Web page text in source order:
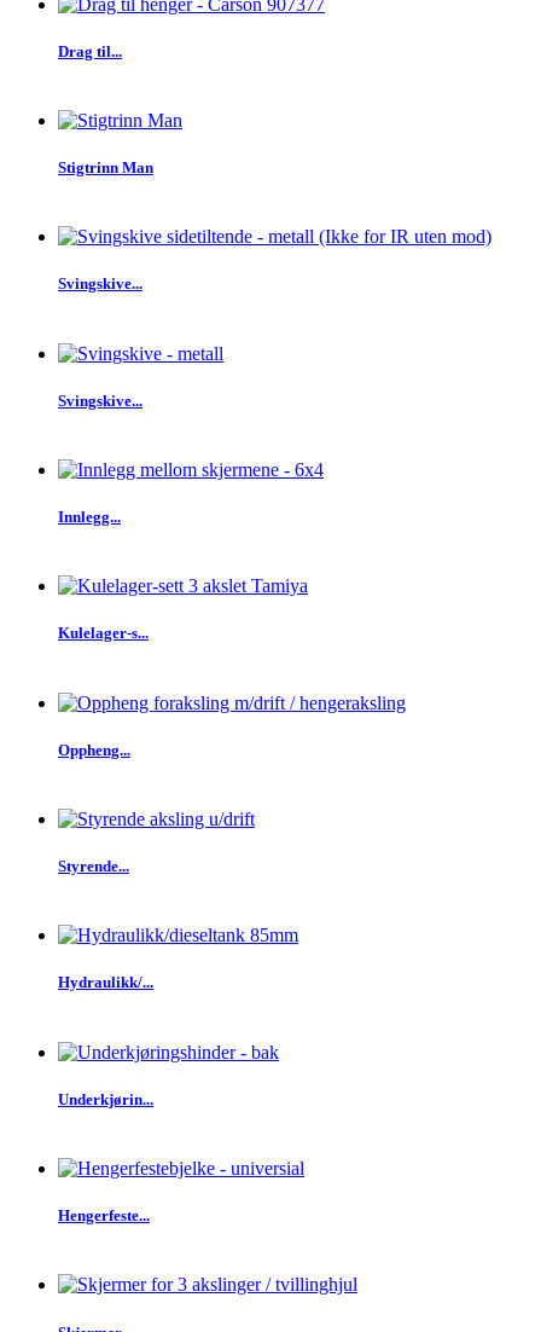
Drag til...
Stigtrinn Man
Svingskive...
Svingskive...
Innlegg...
Kulelager-s...
Oppheng...
Styrende...
Hydraulikk/...
Underkjørin...
Hengerfeste...